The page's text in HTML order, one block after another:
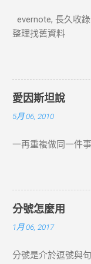
evernote, 長久收
整理找舊資料
愛因斯坦說
5月 06, 2010
一再重複做同一件
分號怎麼用
1月 06, 2017
分號是介於逗號與